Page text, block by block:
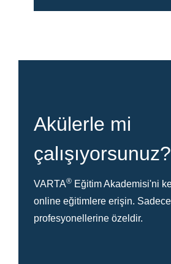
Akülerle mi
çalışıyorsunuz?
VARTA® Eğitim Akademisi'ni
online eğitimlere erişin.
profesyonellerine özeldir.